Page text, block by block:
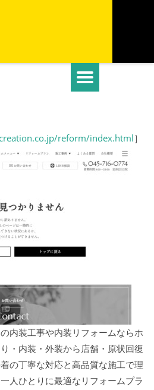
reform/index.html］
内装工事や内装リフォームならホ
・内装・外装から店舗・原状回復
の丁寧な対応と高品質な施工で理
人ひとりに最適なリフォームプラ